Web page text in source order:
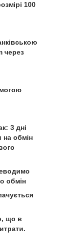
100
через
3 дні
на обмін
обмін
що в